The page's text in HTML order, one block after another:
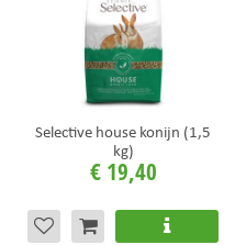
Selective house konijn (1,5
kg)
€ 19,40